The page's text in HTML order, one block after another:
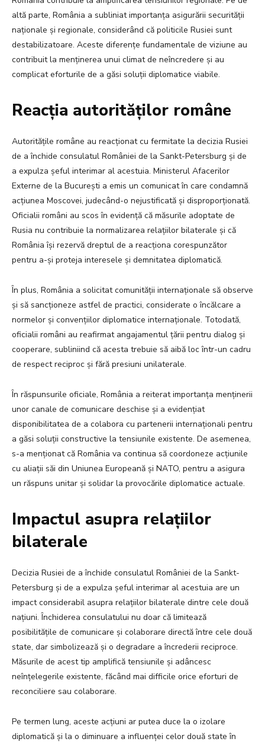
altă parte, România a subliniat importanța asigurării securității
naționale și regionale, considerând că politicile Rusiei sunt
destabilizatoare. Aceste diferențe fundamentale de viziune au
contribuit la menținerea unui climat de neîncredere și au
complicat eforturile de a găsi soluții diplomatice viabile.
Reacția autorităților române
Autoritățile române au reacționat cu fermitate la decizia Rusiei
de a închide consulatul României de la Sankt-Petersburg și de
a expulza șeful interimar al acestuia. Ministerul Afacerilor
Externe de la București a emis un comunicat în care condamnă
acțiunea Moscovei, judecând-o nejustificată și disproporționată.
Oficialii români au scos în evidență că măsurile adoptate de
Rusia nu contribuie la normalizarea relațiilor bilaterale și că
România își rezervă dreptul de a reacționa corespunzător
pentru a-și proteja interesele și demnitatea diplomatică.
În plus, România a solicitat comunității internaționale să observe
și să sancționeze astfel de practici, considerate o încălcare a
normelor și convențiilor diplomatice internaționale. Totodată,
oficialii români au reafirmat angajamentul țării pentru dialog și
cooperare, subliniind că acesta trebuie să aibă loc într-un cadru
de respect reciproc și fără presiuni unilaterale.
În răspunsurile oficiale, România a reiterat importanța menținerii
unor canale de comunicare deschise și a evidențiat
disponibilitatea de a colabora cu partenerii internaționali pentru
a găsi soluții constructive la tensiunile existente. De asemenea,
s-a menționat că România va continua să coordoneze acțiunile
cu aliații săi din Uniunea Europeană și NATO, pentru a asigura
un răspuns unitar și solidar la provocările diplomatice actuale.
Impactul asupra relațiilor
bilaterale
Decizia Rusiei de a închide consulatul României de la Sankt-
Petersburg și de a expulza șeful interimar al acestuia are un
impact considerabil asupra relațiilor bilaterale dintre cele două
națiuni. Închiderea consulatului nu doar că limitează
posibilitățile de comunicare și colaborare directă între cele două
state, dar simbolizează și o degradare a încrederii reciproce.
Măsurile de acest tip amplifică tensiunile și adâncesc
neînțelegerile existente, făcând mai difficile orice eforturi de
reconciliere sau colaborare.
Pe termen lung, aceste acțiuni ar putea duce la o izolare
diplomatică și la o diminuare a influenței celor două state în